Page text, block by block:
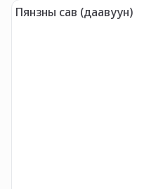
Пянзны сав (даавуун)